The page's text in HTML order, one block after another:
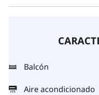
Balcón
Aire acondicionado